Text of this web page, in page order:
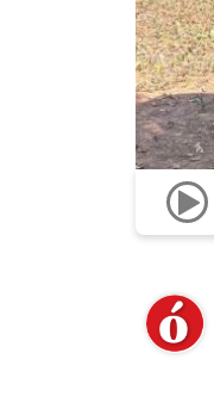
Image